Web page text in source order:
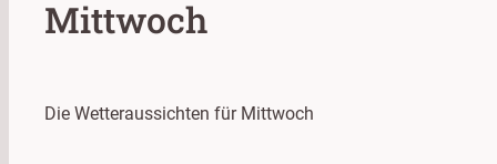
Mittwoch
Die Wetteraussichten für Mittwoch